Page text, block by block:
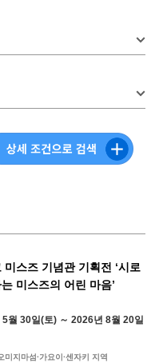
산스미역에서 차로 5분
금 토 일
14 15 16
21 22 23
28 29
미스즈 기념관 기획전 ‘시로
미스즈의 어린 마음’
월 30일(토) ～ 2026년 8월 20일
미지마섬·가요이·센자키 지역